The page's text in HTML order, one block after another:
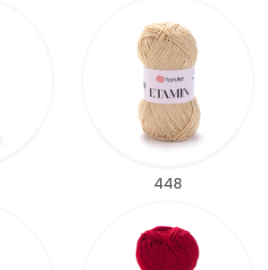
448